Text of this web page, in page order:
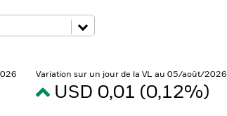
Variation sur un jour de la VL au 05/août/2026
USD 0,01 (0,12%)